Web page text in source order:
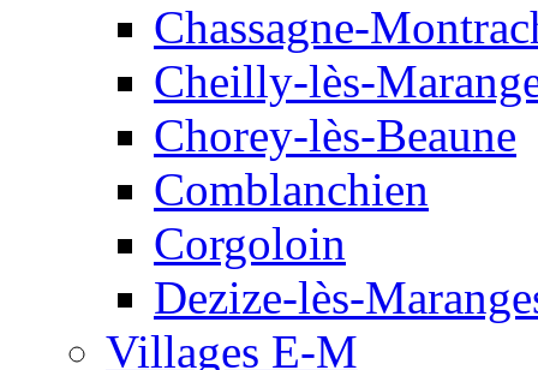
Chassagne-
Cheilly-lès-
Chorey-lès-Beaune
Comblanchien
Corgoloin
Dezize-lès-
Villages E-M